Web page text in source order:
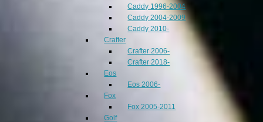
Caddy 1996-2004
Caddy 2004-2009
Caddy 2010-
Crafter
Crafter 2006-
Crafter 2018-
Eos
Eos 2006-
Fox
Fox 2005-2011
Golf